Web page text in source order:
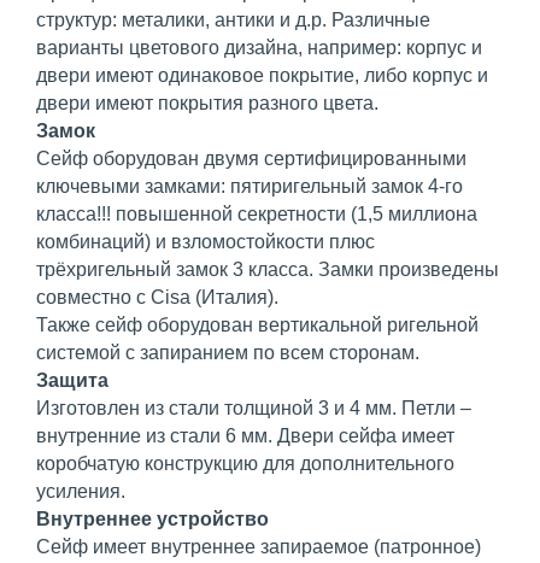
структур: металики, антики и д.р. Различные
варианты цветового дизайна, например: корпус и
двери имеют одинаковое покрытие, либо корпус и
двери имеют покрытия разного цвета.
Замок
Сейф оборудован двумя сертифицированными
ключевыми замками: пятиригельный замок 4-го
класса!!! повышенной секретности (1,5 миллиона
комбинаций) и взломостойкости плюс
трёхригельный замок 3 класса. Замки произведены
совместно с Cisa (Италия).
Также сейф оборудован вертикальной ригельной
системой с запиранием по всем сторонам.
Защита
Изготовлен из стали толщиной 3 и 4 мм. Петли –
внутренние из стали 6 мм. Двери сейфа имеет
коробчатую конструкцию для дополнительного
усиления.
Внутреннее устройство
Сейф имеет внутреннее запираемое (патронное)